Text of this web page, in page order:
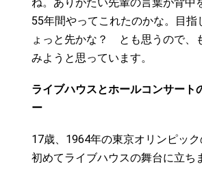
ね。ありがたい先輩の言葉が背中
55年間やってこれたのかな。目指
ょっと先かな？ とも思うので、
みようと思っています。
ライブハウスとホールコンサート
ー
17歳、1964年の東京オリンピッ
初めてライブハウスの舞台に立ち